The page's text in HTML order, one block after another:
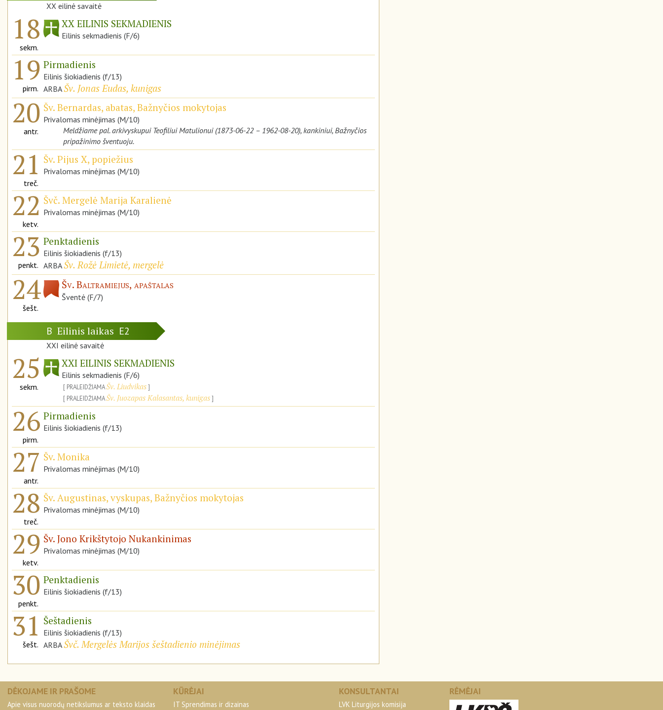
XX eilinė savaitė
18
sekm.
XX EILINIS SEKMADIENIS
Eilinis sekmadienis (F/6)
19
pirm.
Pirmadienis
Eilinis šiokiadienis (f/13)
ARBAŠv. Jonas Eudas, kunigas
20
antr.
Šv. Bernardas, abatas, Bažnyčios mokytojas
Privalomas minėjimas (M/10)
Meldžiame pal. arkivyskupui Teofiliui Matulionui (1873-06-22 – 1962-08-20), kankiniui, Bažnyčios
pripažinimo šventuoju.
21
treč.
Šv. Pijus X, popiežius
Privalomas minėjimas (M/10)
22
ketv.
Švč. Mergelė Marija Karalienė
Privalomas minėjimas (M/10)
23
penkt.
Penktadienis
Eilinis šiokiadienis (f/13)
ARBAŠv. Rožė Limietė, mergelė
24
šešt.
Šv. Baltramiejus, apaštalas
Šventė (F/7)
B Eilinis laikas E2
XXI eilinė savaitė
25
sekm.
XXI EILINIS SEKMADIENIS
Eilinis sekmadienis (F/6)
PRALEIDŽIAMAŠv. Liudvikas
PRALEIDŽIAMAŠv. Juozapas Kalasantas, kunigas
26
pirm.
Pirmadienis
Eilinis šiokiadienis (f/13)
27
antr.
Šv. Monika
Privalomas minėjimas (M/10)
28
treč.
Šv. Augustinas, vyskupas, Bažnyčios mokytojas
Privalomas minėjimas (M/10)
29
ketv.
Šv. Jono Krikštytojo Nukankinimas
Privalomas minėjimas (M/10)
30
penkt.
Penktadienis
Eilinis šiokiadienis (f/13)
31
šešt.
Šeštadienis
Eilinis šiokiadienis (f/13)
ARBAŠvč. Mergelės Marijos šeštadienio minėjimas
DĖKOJAME IR PRAŠOME
Apie visus nuorodų netikslumus ar teksto klaidas
KŪRĖJAI
IT Sprendimas ir dizainas
KONSULTANTAI
LVK Liturgijos komisija
RĖMĖJAI